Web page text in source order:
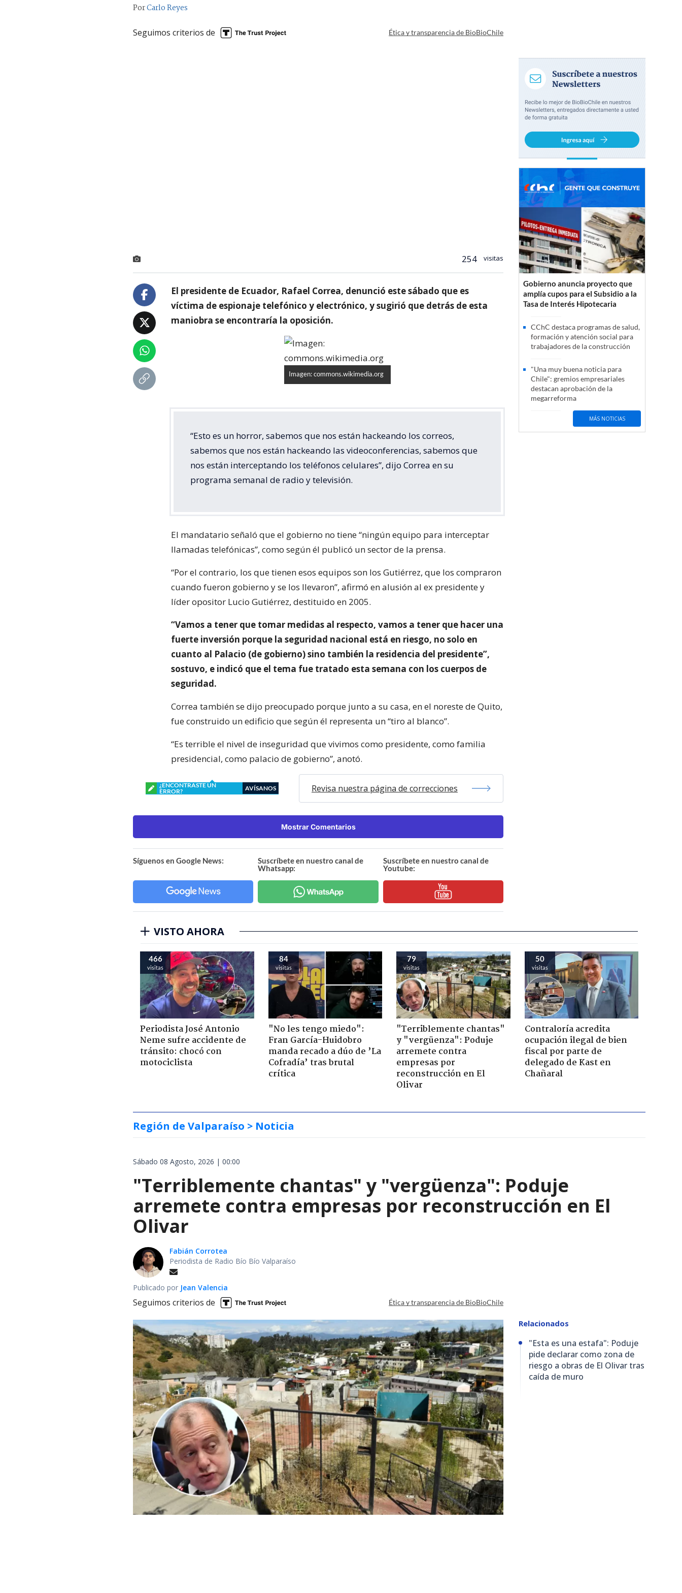
PorCarlo Reyes
Seguimos criterios de Ética y transparencia de BioBioChile
254 visitas
El presidente de Ecuador, Rafael Correa, denunció este sábado que es
víctima de espionaje telefónico y electrónico, y sugirió que detrás de esta
maniobra se encontraría la oposición.
Imagen: commons.wikimedia.org
“Esto es un horror, sabemos que nos están hackeando los correos,
sabemos que nos están hackeando las videoconferencias, sabemos que
nos están interceptando los teléfonos celulares”, dijo Correa en su
programa semanal de radio y televisión.
El mandatario señaló que el gobierno no tiene “ningún equipo para interceptar
llamadas telefónicas”, como según él publicó un sector de la prensa.
“Por el contrario, los que tienen esos equipos son los Gutiérrez, que los compraron
cuando fueron gobierno y se los llevaron”, afirmó en alusión al ex presidente y
líder opositor Lucio Gutiérrez, destituido en 2005.
“Vamos a tener que tomar medidas al respecto, vamos a tener que hacer una
fuerte inversión porque la seguridad nacional está en riesgo, no solo en
cuanto al Palacio (de gobierno) sino también la residencia del presidente”,
sostuvo, e indicó que el tema fue tratado esta semana con los cuerpos de
seguridad.
Correa también se dijo preocupado porque junto a su casa, en el noreste de Quito,
fue construido un edificio que según él representa un “tiro al blanco”.
“Es terrible el nivel de inseguridad que vivimos como presidente, como familia
presidencial, como palacio de gobierno”, anotó.
¿ENCONTRASTE UN
ERROR?
AVÍSANOS Revisa nuestra página de correcciones
Mostrar Comentarios
Síguenos en Google News:
Suscríbete en nuestro canal de
Whatsapp:
Suscríbete en nuestro canal de
Youtube:
Gobierno anuncia proyecto que
amplía cupos para el Subsidio a la
Tasa de Interés Hipotecaria
CChC destaca programas de salud,
formación y atención social para
trabajadores de la construcción
"Una muy buena noticia para
Chile": gremios empresariales
destacan aprobación de la
megarreforma
MÁS NOTICIAS
VISTO AHORA
466
visitas
Periodista José Antonio
Neme sufre accidente de
tránsito: chocó con
motociclista
84
visitas
"No les tengo miedo":
Fran García-Huidobro
manda recado a dúo de ’La
Cofradía’ tras brutal
crítica
79
visitas
"Terriblemente chantas"
y "vergüenza": Poduje
arremete contra
empresas por
reconstrucción en El
Olivar
50
visitas
Contraloría acredita
ocupación ilegal de bien
fiscal por parte de
delegado de Kast en
Chañaral
Región de Valparaíso > Noticia
Sábado 08 Agosto, 2026 | 00:00
"Terriblemente chantas" y "vergüenza": Poduje
arremete contra empresas por reconstrucción en El
Olivar
Fabián Corrotea
Periodista de Radio Bío Bío Valparaíso
Publicado por Jean Valencia
Seguimos criterios de Ética y transparencia de BioBioChile
Relacionados
"Esta es una estafa": Poduje
pide declarar como zona de
riesgo a obras de El Olivar tras
caída de muro